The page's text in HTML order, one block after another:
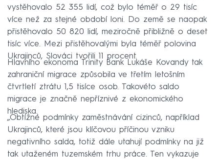
vystěhovalo 52 355 lidí, což bylo téměř o 29 tisíc
více než za stejné období loni. Do země se naopak
přistěhovalo 50 820 lidí, meziročně přibližně o deset
tisíc více. Mezi přistěhovalými byla téměř polovina
Ukrajinců, Slováci tvořili 11 procent.
Hlavního ekonoma Trinity Bank Lukáše Kovandy tak
zahraniční migrace způsobila ve třetím letošním
čtvrtletí ztrátu 1,5 tisíce osob. Takovéto saldo
migrace je značně nepříznivé z ekonomického
hlediska.
„Obtížné podmínky zaměstnávání cizinců, například
Ukrajinců, které jsou klíčovou příčinou vzniku
negativního salda, totiž dále utahují podmínky na již
tak utaženém tuzemském trhu práce. Ten vykazuje